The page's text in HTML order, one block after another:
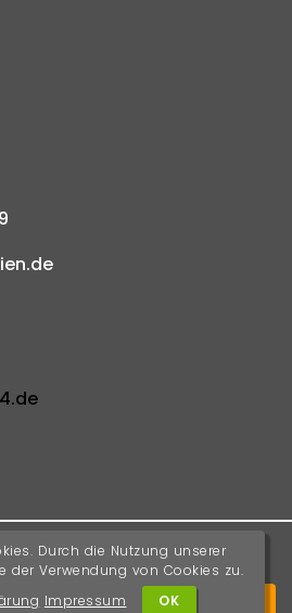
BreMobilien GmbH
Impressum
Durch die Nutzung unserer
der Verwendung von Cookies zu.
Impressum OK